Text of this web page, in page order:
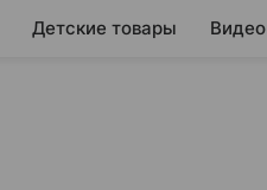
Детские товары Видео